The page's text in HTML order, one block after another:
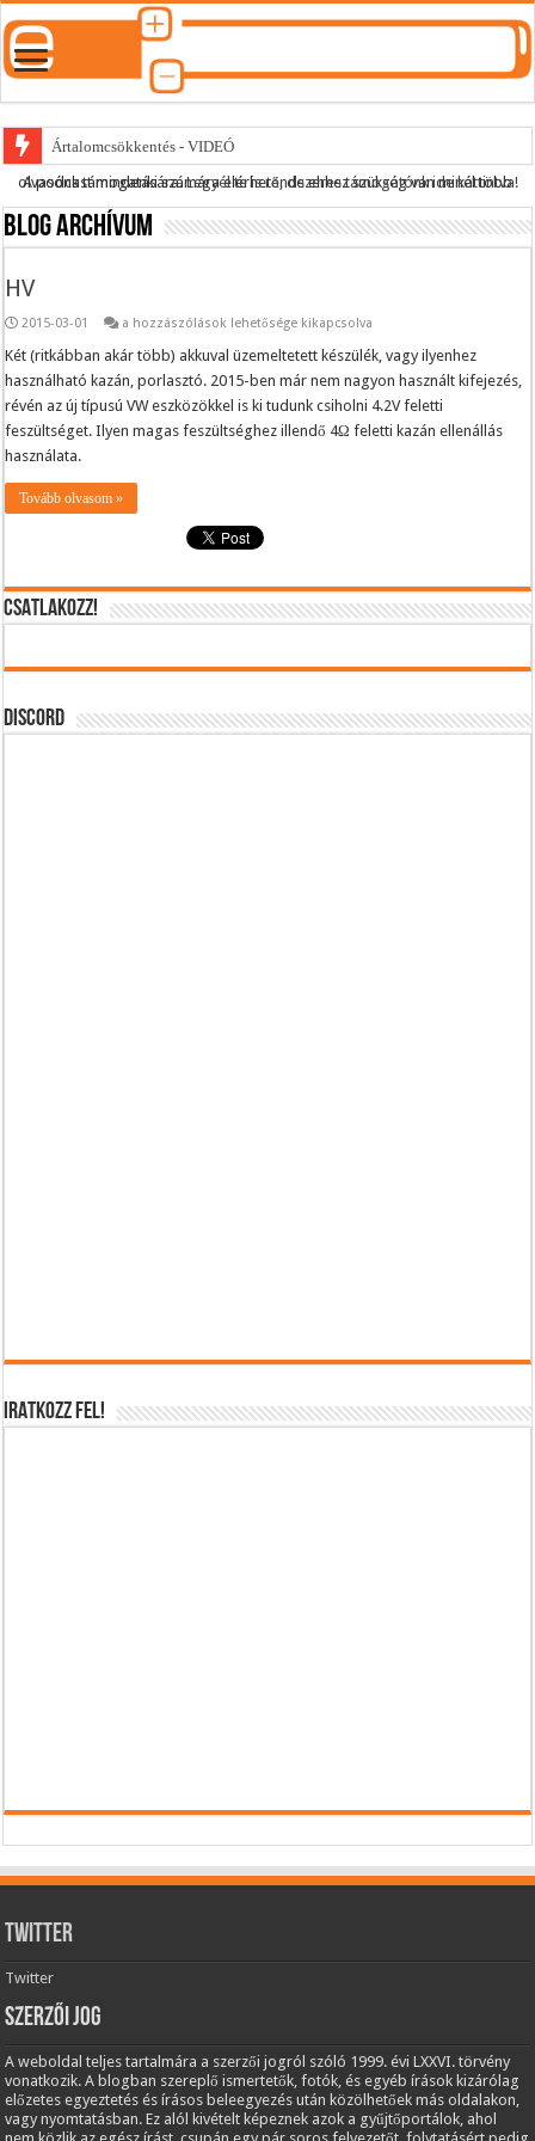
Ártalomcsökkentés - VIDEÓ
E-cigi használati szokások 2.0
Android Podcast alkalmazás letöltése
A podcast mindenki számára elérhető, de ehhez szükség van minél több olvasónk támogatására.Legyél te is rendszeres támogatónk ide kattintva!
Blog archívum
HV
2015-03-01
HV
a hozzászólások lehetősége kikapcsolva
Két (ritkábban akár több) akkuval üzemeltetett készülék, vagy ilyenhez
használható kazán, porlasztó. 2015-ben már nem nagyon használt kifejezés,
révén az új típusú VW eszközökkel is ki tudunk csiholni 4.2V feletti
feszültséget. Ilyen magas feszültséghez illendő 4Ω feletti kazán ellenállás
használata.
Tovább olvasom »
CSATLAKOZZ!
DISCORD
IRATKOZZ FEL!
Twitter
Twitter
Szerzői jog
A weboldal teljes tartalmára a szerzői jogról szóló 1999. évi LXXVI. törvény
vonatkozik. A blogban szereplő ismertetők, fotók, és egyéb írások kizárólag
előzetes egyeztetés és írásos beleegyezés után közölhetőek más oldalakon,
vagy nyomtatásban. Ez alól kivételt képeznek azok a gyűjtőportálok, ahol